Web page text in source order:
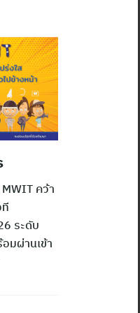
คว้า
ที
ระดับ
มผ่านเข้า